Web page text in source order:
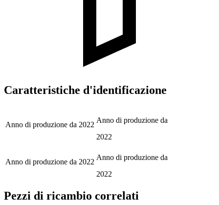
Caratteristiche d'identificazione
Anno di produzione da 2022
Anno di produzione da
2022
Anno di produzione da 2022
Anno di produzione da
2022
Pezzi di ricambio correlati